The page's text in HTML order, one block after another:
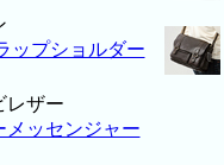
ップショルダー
レザー
メッセンジャー